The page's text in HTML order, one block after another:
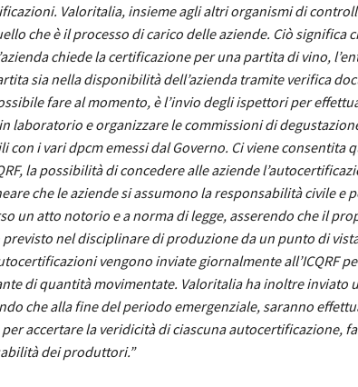
Valoritalia, insieme agli altri organismi di
che è il processo di carico delle aziende. Ciò significa
chiede la certificazione per una partita di vino,
sia nella disponibilità dell’azienda tramite verifica
fare al momento, è l’invio degli ispettori per
laboratorio e organizzare le commissioni di
con i vari dpcm emessi dal Governo. Ci viene consentita
la possibilità di concedere alle aziende
che le aziende si assumono la responsabilità civile e
un atto notorio e a norma di legge, asserendo che il
nel disciplinare di produzione da un punto di
vengono inviate giornalmente all’ICQRF
di quantità movimentate. Valoritalia ha inoltre inviato
che alla fine del periodo emergenziale, saranno
accertare la veridicità di ciascuna autocertificazione,
dei produttori.”